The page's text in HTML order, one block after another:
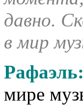
давно.
в мир
Рафаэль:
мире